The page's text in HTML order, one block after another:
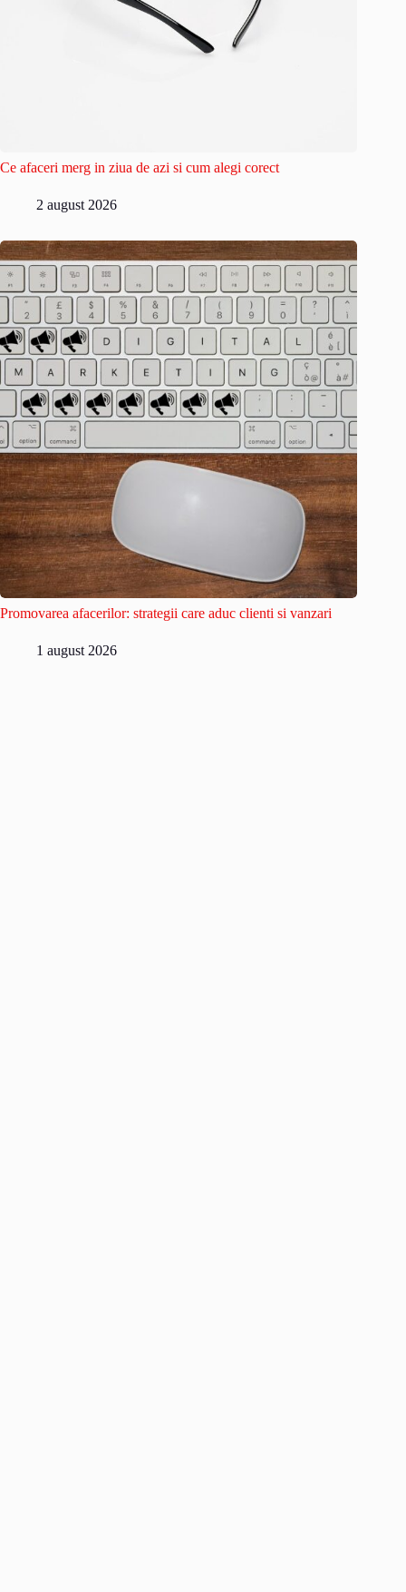
Ce afaceri merg in ziua de azi si cum alegi corect
2 august 2026
Promovarea afacerilor: strategii care aduc clienti si vanzari
1 august 2026